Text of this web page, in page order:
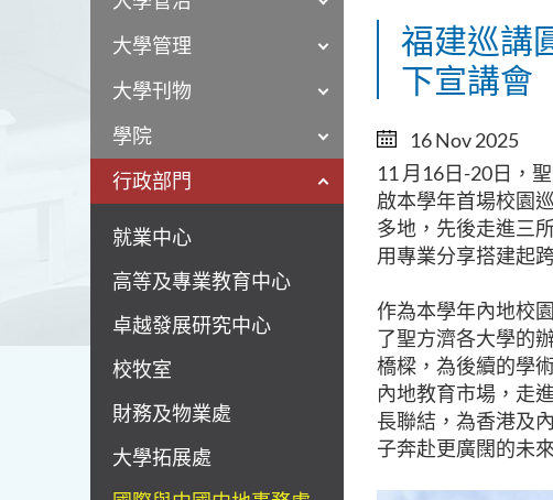
大學管理
大學刊物
學院
行政部門
就業中心
高等及專業教育中心
卓越發展研究中心
校牧室
財務及物業處
大學拓展處
福建巡講
下宣講會
16 Nov 2025
11 月16日-20日，
啟本學年首場校園
多地，先後走進三
用專業分享搭建起
作為本學年內地校
了聖方濟各大學的
橋樑，為後續的學
內地教育市場，走
長聯結，為香港及
子奔赴更廣闊的未來